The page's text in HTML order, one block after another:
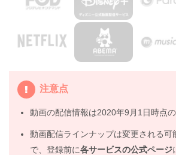
4. ドラマ『ギルティ～この恋は罪です
DailymotionやPandoraではなく、配
見よう
ドラマ『ギルティ～この恋は罪です
注意点
動画の配信情報は2020年9月1日時点の
動画配信ラインナップは変更される可
で、登録前に各サービスの公式ページ